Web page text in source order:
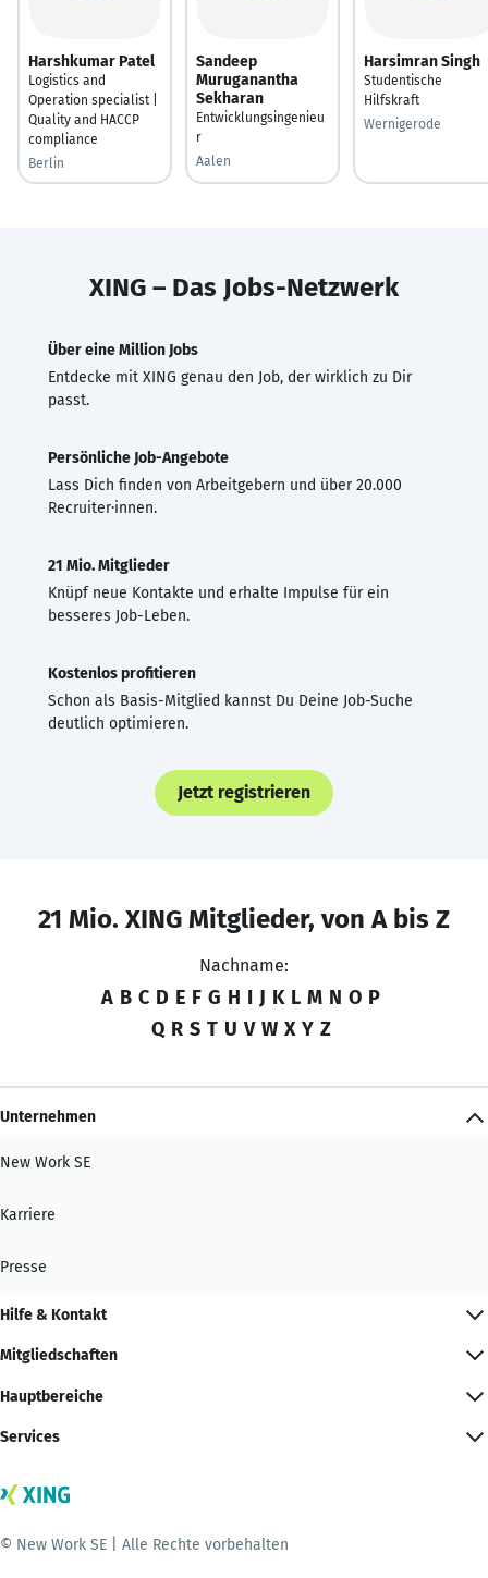
Harshkumar Patel
Logistics and
Operation specialist |
Quality and HACCP
compliance
Berlin
Sandeep
Muruganantha
Sekharan
Entwicklungsingenieu
r
Aalen
Harsimran Singh
Studentische
Hilfskraft
Wernigerode
XING – Das Jobs-Netzwerk
Über eine Million Jobs
Entdecke mit XING genau den Job, der wirklich zu Dir
passt.
Persönliche Job-Angebote
Lass Dich finden von Arbeitgebern und über 20.000
Recruiter·innen.
21 Mio. Mitglieder
Knüpf neue Kontakte und erhalte Impulse für ein
besseres Job-Leben.
Kostenlos profitieren
Schon als Basis-Mitglied kannst Du Deine Job-Suche
deutlich optimieren.
Jetzt registrieren
21 Mio. XING Mitglieder, von A bis Z
Nachname:
A B C D E F G H I J K L M N O P
Q R S T U V W X Y Z
Unternehmen
New Work SE
Karriere
Presse
Hilfe & Kontakt
Mitgliedschaften
Hauptbereiche
Services
© New Work SE | Alle Rechte vorbehalten